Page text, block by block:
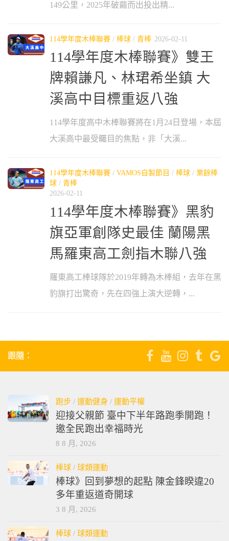
149公里，2025年破繭而出投出精...
114學年度木棒聯賽 / 棒球 / 青棒 2026-02-11
114學年度木棒聯賽》雙王
牌賴謙凡、林珺希坐鎮 大
溪高中目標重返八強
114學年度高中木棒聯賽將在1月24日登場，本屆
大溪高中最受矚目的焦點，非「大溪...
114學年度木棒聯賽 / VAMOS自製節目 / 棒球 / 業餘棒
球 / 青棒
2026-02-11
114學年度木棒聯賽》黑豹
旗亞軍創隊史最佳 蘭陽黑
馬羅東高工劍指木聯八強
羅東高工棒球隊於2019年轉為木棒組，去年在黑
豹旗打出驚奇，先在四強上演大逆轉，...
跟隨：
跑步 / 運動健身 / 運動平權
迎接父親節 臺中下半年路跑季開跑！
邀全民跑出幸福時光
8 8 月, 2026
棒球 / 球類運動
棒球》回到夢想的起點 陳金鋒睽違20
多年重返道奇開球
3 8 月, 2026
棒球 / 球類運動